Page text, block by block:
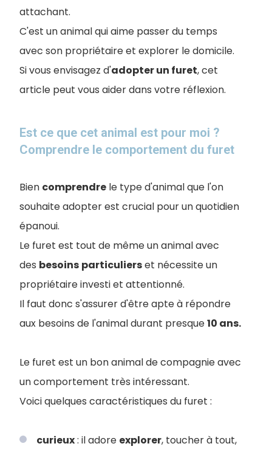
attachant.
C'est un animal qui aime passer du temps
avec son propriétaire et explorer le domicile.
Si vous envisagez d'adopter un furet, cet
article peut vous aider dans votre réflexion.
Est ce que cet animal est pour moi ?
Comprendre le comportement du furet
Bien comprendre le type d'animal que l'on
souhaite adopter est crucial pour un quotidien
épanoui.
Le furet est tout de même un animal avec
des besoins particulierset nécessite un
propriétaire investi et attentionné.
Il faut donc s'assurer d'être apte à répondre
aux besoins de l'animal durant presque10 ans.
Le furet est un bon animal de compagnie avec
un comportement très intéressant.
Voici quelques caractéristiques du furet :
curieux: il adore explorer, toucher à tout,